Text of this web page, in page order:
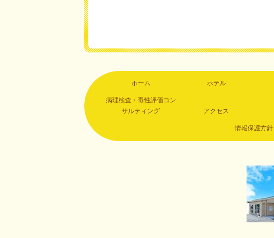
ホーム ホテル
病理検査・毒性評価コン
サルティング
アクセス
情報保護方針